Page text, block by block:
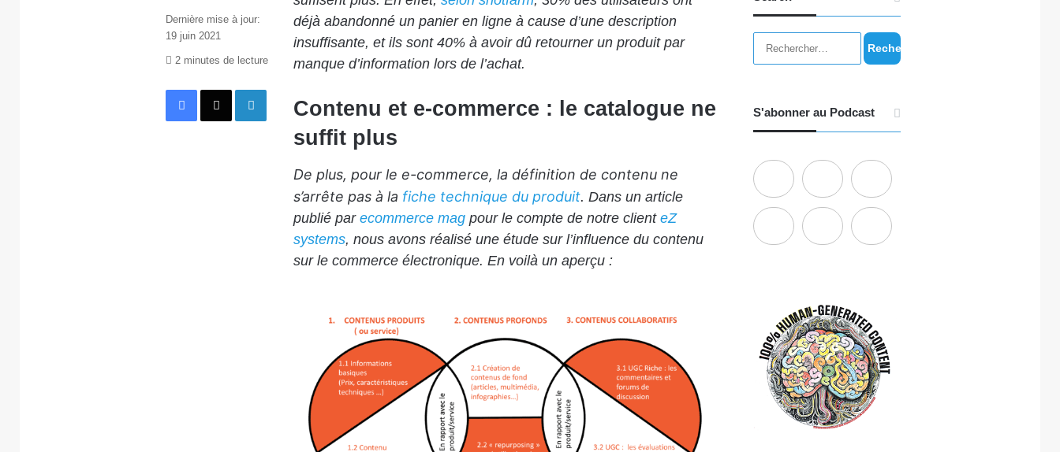
déjà abandonné un panier en ligne à cause d’une description
insuffisante, et ils sont 40% à avoir dû retourner un produit par
manque d’information lors de l’achat.
Contenu et e-commerce : le catalogue ne
suffit plus
De plus, pour le e-commerce, la définition de contenu ne
s’arrête pas à la fiche technique du produit. Dans un article
publié par ecommerce magpour le compte de notre client eZ
systems, nous avons réalisé une étude sur l’influence du contenu
sur le commerce électronique. En voilà un aperçu :
Dernière mise à jour:
19 juin 2021
2 minutes de lecture
Facebook
X Linkedin
Rechercher :
S'abonner au Podcast